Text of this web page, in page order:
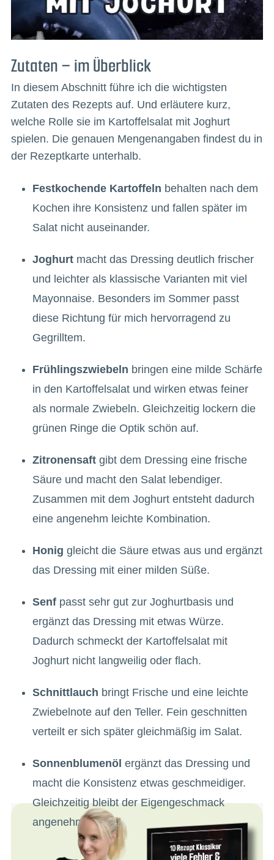
Zutaten – im Überblick
In diesem Abschnitt führe ich die wichtigsten
Zutaten des Rezepts auf. Und erläutere kurz,
welche Rolle sie im Kartoffelsalat mit Joghurt
spielen. Die genauen Mengenangaben findest du in
der Rezeptkarte unterhalb.
Festkochende Kartoffeln behalten nach dem
Kochen ihre Konsistenz und fallen später im
Salat nicht auseinander.
Joghurtmacht das Dressing deutlich frischer
und leichter als klassische Varianten mit viel
Mayonnaise. Besonders im Sommer passt
diese Richtung für mich hervorragend zu
Gegrilltem.
Frühlingszwiebeln bringen eine milde Schärfe
in den Kartoffelsalat und wirken etwas feiner
als normale Zwiebeln. Gleichzeitig lockern die
grünen Ringe die Optik schön auf.
Zitronensaftgibt dem Dressing eine frische
Säure und macht den Salat lebendiger.
Zusammen mit dem Joghurt entsteht dadurch
eine angenehm leichte Kombination.
Honig gleicht die Säure etwas aus und ergänzt
das Dressing mit einer milden Süße.
Senfpasst sehr gut zur Joghurtbasis und
ergänzt das Dressing mit etwas Würze.
Dadurch schmeckt der Kartoffelsalat mit
Joghurt nicht langweilig oder flach.
Schnittlauch bringt Frische und eine leichte
Zwiebelnote auf den Teller. Fein geschnitten
verteilt er sich später gleichmäßig im Salat.
Sonnenblumenöl ergänzt das Dressing und
macht die Konsistenz etwas geschmeidiger.
Gleichzeitig bleibt der Eigengeschmack
angenehm neutral.